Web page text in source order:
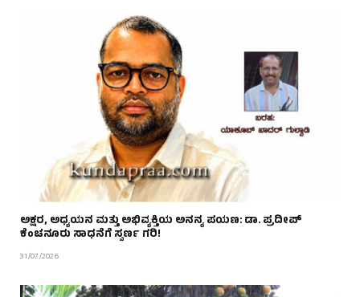
ಅಕ್ಷರ, ಅಧ್ಯಯನ ಮತ್ತು ಅಭಿವ್ಯಕ್ತಿಯ ಅನನ್ಯ ಪಯಣ: ಡಾ. ಪ್ರದೀಪ್
ಕೆಂಚನೂರು ಸಾಧನೆಗೆ ಸ್ವರ್ಣ ಗರಿ!
31/07/2026